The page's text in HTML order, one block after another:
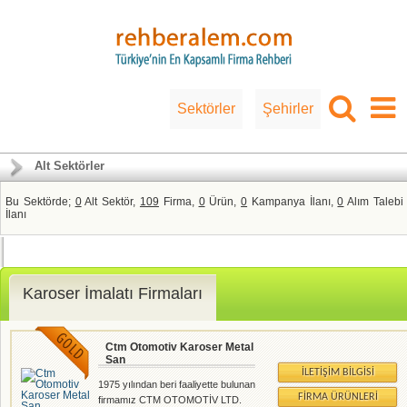
Sektörler Şehirler
Alt Sektörler
Bu Sektörde; 0Alt Sektör, 109 Firma, 0Ürün,0 Kampanya İlanı,0 Alım Talebi
İlanı
Karoser İmalatı Firmaları
Ctm Otomotiv Karoser Metal
San
1975 yılından beri faaliyette bulunan
firmamız CTM OTOMOTİV LTD.
İLETIŞIM BILGISI
FIRMA ÜRÜNLERI